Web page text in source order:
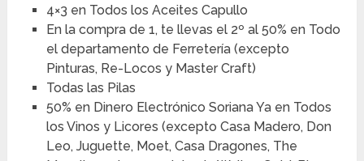
4×3 en Todos los Aceites Capullo
En la compra de 1, te llevas el 2º al 50% en Todo
el departamento de Ferretería (excepto
Pinturas, Re-Locos y Master Craft)
Todas las Pilas
50% en Dinero Electrónico Soriana Ya en Todos
los Vinos y Licores (excepto Casa Madero, Don
Leo, Juguette, Moet, Casa Dragones, The